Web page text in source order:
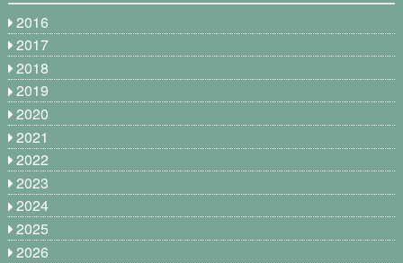
2016
2017
2018
2019
2020
2021
2022
2023
2024
2025
2026